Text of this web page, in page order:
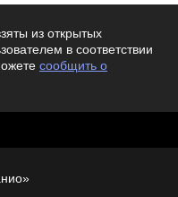
из открытых
в соответствии
сообщить о